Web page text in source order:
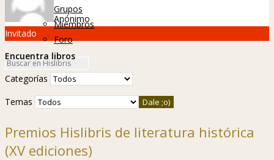
Grupos
Miembros
Foro
Anónimo
Invitado
Encuentra libros
Categorías
Temas
Premios Hislibris de literatura histórica
(XV ediciones)